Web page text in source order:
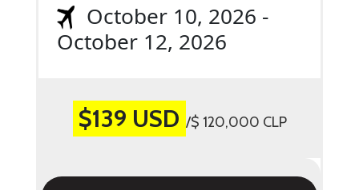
October 10, 2026 -
October 12, 2026
$139 USD /$ 120,000 CLP